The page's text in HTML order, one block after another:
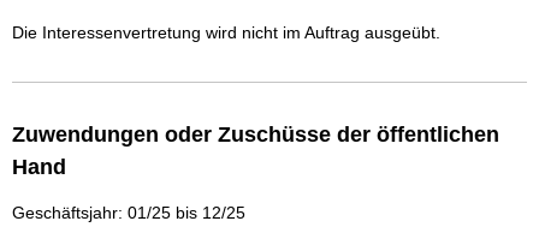
Die Interessenvertretung wird nicht im Auftrag ausgeübt.
Zuwendungen oder Zuschüsse der öffentlichen
Hand
Geschäftsjahr: 01/25 bis 12/25